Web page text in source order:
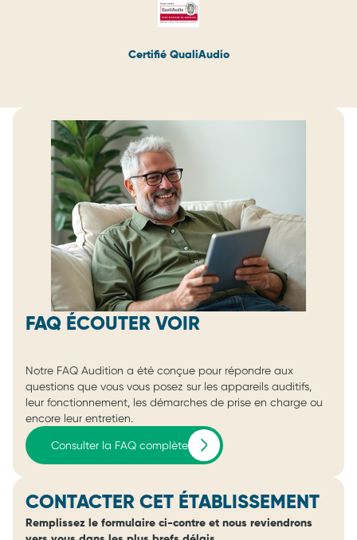
Certifié QualiAudio
FAQ ÉCOUTER VOIR
Notre FAQ Audition a été conçue pour répondre aux
questions que vous vous posez sur les appareils auditifs,
leur fonctionnement, les démarches de prise en charge ou
encore leur entretien.
Consulter la FAQ complète
CONTACTER CET ÉTABLISSEMENT
Remplissez le formulaire ci-contre et nous reviendrons